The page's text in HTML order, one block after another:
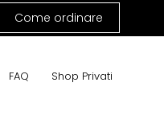
Come ordinare
FAQ Shop Privati